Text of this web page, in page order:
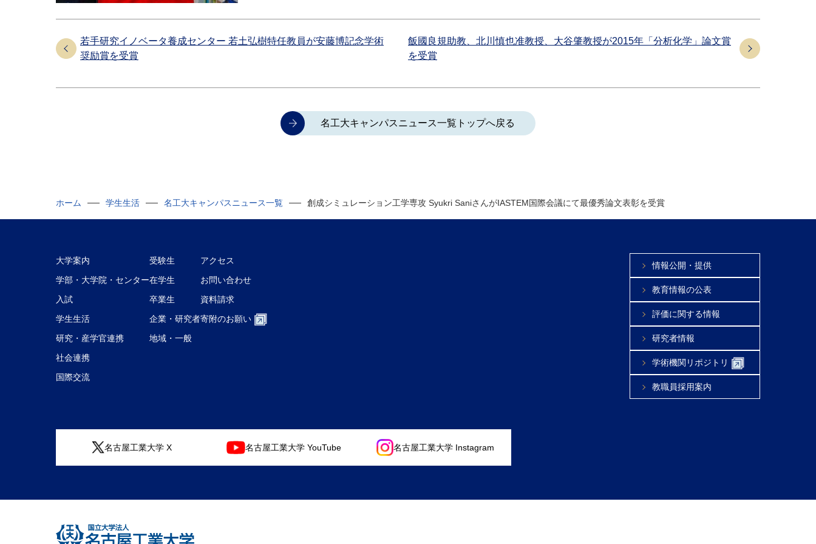
若手研究イノベータ養成センター 若土弘樹特任教員が安藤博記念学術
奨励賞を受賞
飯國良規助教、北川慎也准教授、大谷肇教授が2015年「分析化学」論文賞
を受賞
名工大キャンパスニュース一覧トップへ戻る
ホーム 学生生活 名工大キャンパスニュース一覧 創成シミュレーション工学専攻 Syukri SaniさんがIASTEM国際会議にて最優秀論文表彰を受賞
大学案内
学部・大学院・センター
入試
学生生活
研究・産学官連携
社会連携
国際交流
受験生
在学生
卒業生
企業・研究者
地域・一般
アクセス
お問い合わせ
資料請求
寄附のお願い
情報公開・提供
教育情報の公表
評価に関する情報
研究者情報
学術機関リポジトリ
教職員採用案内
名古屋工業大学 X 名古屋工業大学 YouTube 名古屋工業大学 Instagram